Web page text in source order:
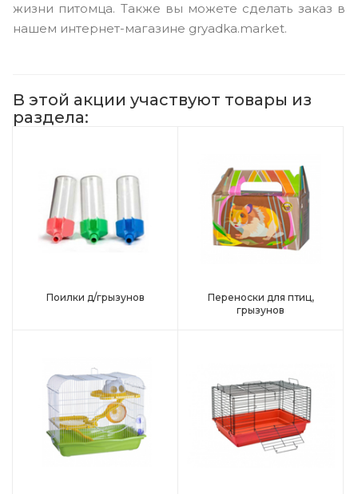
жизни питомца. Также вы можете сделать заказ в
нашем интернет-магазине gryadka.market.
В этой акции участвуют товары из
раздела:
Поилки д/грызунов
Переноски для птиц,
грызунов